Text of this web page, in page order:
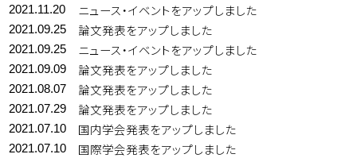
2021.11.20 ニュース・イベントをアップしました
2021.09.25 論文発表をアップしました
2021.09.25 ニュース・イベントをアップしました
2021.09.09 論文発表をアップしました
2021.08.07 論文発表をアップしました
2021.07.29 論文発表をアップしました
2021.07.10 国内学会発表をアップしました
2021.07.10 国際学会発表をアップしました